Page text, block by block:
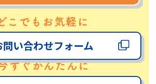
問い合わせフォーム